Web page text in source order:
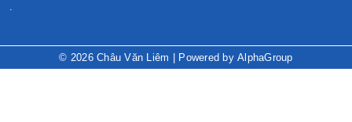
© 2026Châu Văn Liêm | Powered by AlphaGroup